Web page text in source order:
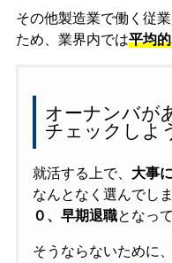
その他製造業で働く従
ため、業界内では平均
オーナンバが
チェックしよ
就活する上で、 大事
なんとなく選んでし
０、早期退職となっ
そうならないために